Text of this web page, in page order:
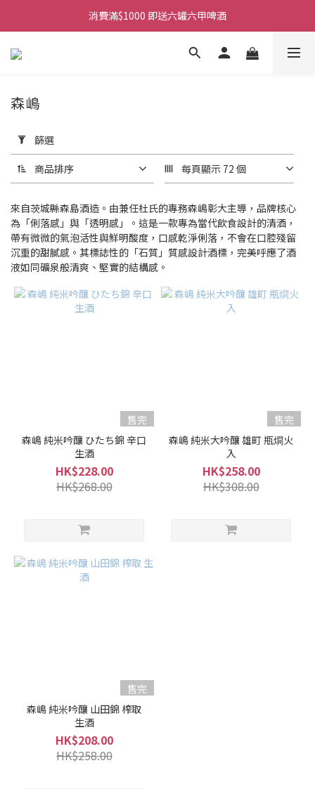
購物滿$380免運費。工作日 14:00截單, 翌日順豐凍運派送。
消費滿$1000 即送六罐六甲啤酒
購物滿$380免運費。工作日 14:00截單, 翌日順豐凍運派送。
套
篩
選
(0/20)
商
品
類
別
酒
吟
米
清
森嶋
篩選
商品排序 每頁顯示 72 個
來自茨城縣森島酒造。由兼任杜氏的專務森嶋彰大主導，品牌核心
為「俐落感」與「透明感」。這是一款專為當代飲食設計的清酒，
帶有微微的氣泡活性與鮮明酸度，口感乾淨俐落，不會在口腔殘留
沉重的甜膩感。其標誌性的「石質」質感設計酒標，完美呼應了酒
液如同礦泉般清爽、堅實的結構感。
售完
森嶋 純米吟釀 ひたち錦 辛口
生酒
HK$228.00
HK$268.00
售完
森嶋 純米大吟釀 雄町 瓶燗火
入
HK$258.00
HK$308.00
售完
森嶋 純米吟釀 山田錦 榨取
生酒
HK$208.00
HK$258.00